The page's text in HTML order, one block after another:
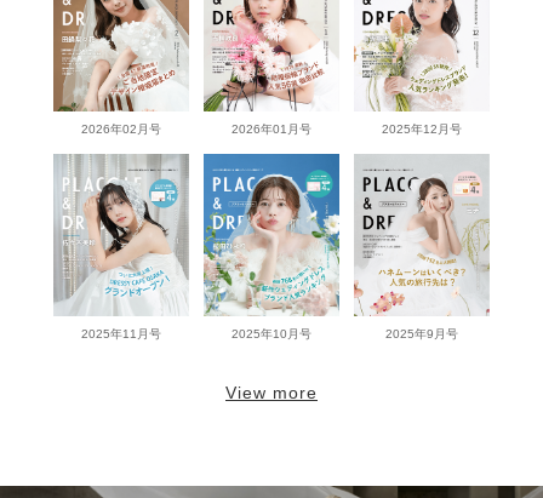
2026年02月号 2026年01月号 2025年12月号
2025年11月号 2025年10月号 2025年9月号
View more